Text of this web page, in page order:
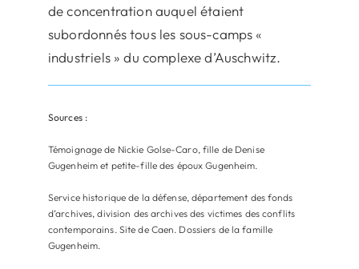
de concentration auquel étaient
subordonnés tous les sous-camps «
industriels » du complexe d’Auschwitz.
Sources :
Témoignage de Nickie Golse-Caro, fille de Denise
Gugenheim et petite-fille des époux Gugenheim.
Service historique de la défense, département des fonds
d’archives, division des archives des victimes des conflits
contemporains. Site de Caen. Dossiers de la famille
Gugenheim.